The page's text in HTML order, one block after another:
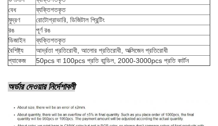
বেধ
ব্যক্তিগতকৃত
মুদ্রণ
রোটোগ্রাভারি, ডিজিটাল প্রিন্টিং
রঙ
পূর্ণ রঙ
ডিজাইন
ব্যক্তিগতকৃত
বৈশিষ্ট্য
আর্দ্রতা প্রতিরোধী, আলোর প্রতিরোধী, অক্সিজেন প্রতিরোধী
প্যাকেজ
50pcs বা 100pcs প্রতি বান্ডিল, 2000-3000pcs প্রতি কার্টন
অর্ডার দেওয়ার নির্দেশাবলী